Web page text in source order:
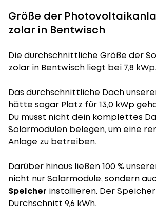
Größe der
zolar in Bentwisch
Die durchschnittliche Größe der
zolar in Bentwisch liegt bei 7,8 kWp.
Das durchschnittliche Dach
hätte sogar Platz für 13,0 kWp
Du musst nicht dein komplettes
Solarmodulen belegen, um eine
Anlage zu betreiben.
Darüber hinaus ließen 100 %
nicht nur Solarmodule, sondern
Speicher installieren. Der
Durchschnitt 9,6 kWh.